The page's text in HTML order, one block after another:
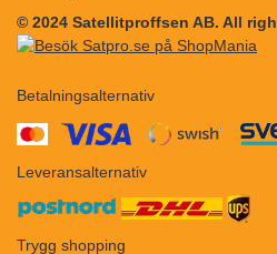
© 2024 Satellitproffsen AB. All
Betalningsalternativ
Leveransalternativ
Trygg shopping